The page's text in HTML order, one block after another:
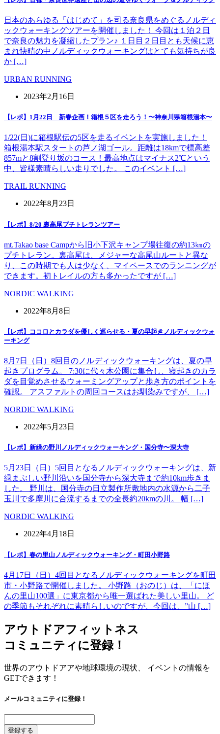
日本のあらゆる「はじめて」を司る奈良県をめぐるノルディ
ックウォーキングツアーを開催しました！ 今回は１泊２日
で奈良の魅力を凝縮したプラン♪ １日目２日目とも天候に恵
まれ快晴の中ノルディックウォーキングはとても気持ちが良
か […]
URBAN RUNNING
2023年2月16日
【レポ】1月22日 新春企画！箱根５区を走ろう！〜神奈川県箱根湯本〜
1/22(日)に箱根駅伝の5区を走るイベントを実施しました！
箱根湯本駅スタートの芦ノ湖ゴール。距離は18kmで標高差
857mと8割登り坂のコース！最高地点はマイナス2℃という
中、皆様素晴らしい走りでした。 このイベント […]
TRAIL RUNNING
2022年8月23日
【レポ】8/20 裏高尾プチトレランツアー
mt.Takao base Campから旧小下沢キャンプ場往復の約13㎞の
プチトレラン。裏高尾は、メジャーな高尾山ルートと異な
り、この時期でも人は少なく、マイペースでのランニングが
できます。初トレイルの方も多かったですが […]
NORDIC WALKING
2022年8月8日
【レポ】ココロとカラダを優しく巡らせる・夏の早起きノルディックウォ
ーキング
8月7日（日）8回目のノルディックウォーキングは、夏の早
起きプログラム。 7:30に代々木公園に集合し、寝起きのカラ
ダを目覚めさせるウォーミングアップと歩き方のポイントを
確認。 アスファルトの周回コースはお馴染みですが、 […]
NORDIC WALKING
2022年5月23日
【レポ】新緑の野川ノルディックウォーキング・国分寺〜深大寺
5月23日（日）5回目となるノルディックウォーキングは、新
緑まぶしい野川沿いを国分寺から深大寺まで約10km歩きま
した。 野川は、国分寺の日立製作所敷地内の水源から二子
玉川で多摩川に合流するまでの全長約20kmの川。 幅 […]
NORDIC WALKING
2022年4月18日
【レポ】春の里山ノルディックウォーキング・町田小野路
4月17日（日）4回目となるノルディックウォーキングを町田
市・小野路で開催しました。 小野路（おのじ）は、「にほ
んの里山100選」に東京都から唯一選ばれた美しい里山。 ど
の季節もそれぞれに素晴らしいのですが、今回は、”山 […]
アウトドアフィットネス
コミュニティに登録！
世界のアウトドアアや地球環境の現状、 イベントの情報を
GETできます！
メールコミュニティに登録！